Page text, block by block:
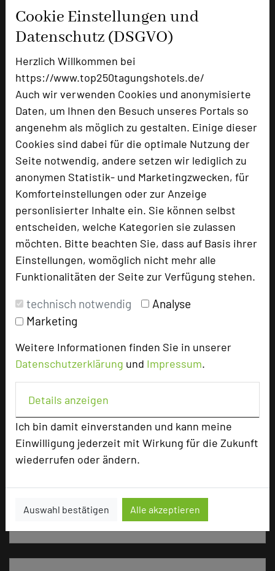
Cookie Einstellungen und
Datenschutz (DSGVO)
Herzlich Willkommen bei
https://www.top250tagungshotels.de/
Auch wir verwenden Cookies und anonymisierte
Daten, um Ihnen den Besuch unseres Portals so
angenehm als möglich zu gestalten. Einige dieser
Cookies sind dabei für die optimale Nutzung der
Seite notwendig, andere setzen wir lediglich zu
anonymen Statistik- und Marketingzwecken, für
Komforteinstellungen oder zur Anzeige
personlisierter Inhalte ein. Sie können selbst
entscheiden, welche Kategorien sie zulassen
möchten. Bitte beachten Sie, dass auf Basis ihrer
Einstellungen, womöglich nicht mehr alle
Funktionalitäten der Seite zur Verfügung stehen.
technisch notwendig
Analyse
Marketing
Weitere Informationen finden Sie in unserer
Datenschutzerklärung und Impressum.
Details anzeigen
Ich bin damit einverstanden und kann meine
Einwilligung jederzeit mit Wirkung für die Zukunft
wiederrufen oder ändern.
Auswahl bestätigen Alle akzeptieren
phone +49 30 33606 0
mail Email
Homepage
zur Tagungsanfrage hinzufügen
Hotel bewerten
Hoteldaten
Max. Tagungskapazität (Personen)
U-Form
120
Parlamentarisch
Reihenbestuhlung
Tagungsräume
15
Ausstellungsfläche
Doppelzimmer
Einzelzimmer
Besonders geeignet für
Seminar, Konferenz, Klausur, Event
184 Seiten dieses Hotels wurden in den vergangenen
30 Tagen auf diesem Portal aufgerufen.